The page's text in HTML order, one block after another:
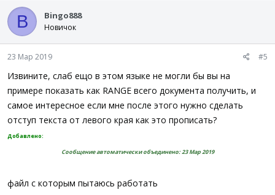
B Bingo888
Новичок
23 Мар 2019 #5
Извините, слаб ещо в этом языке не могли бы вы на
примере показать как RANGE всего документа получить, и
самое интересное если мне после этого нужно сделать
отступ текста от левого края как это прописать?
Добавлено:
Сообщение автоматически объединено:23 Мар 2019
файл с которым пытаюсь работать